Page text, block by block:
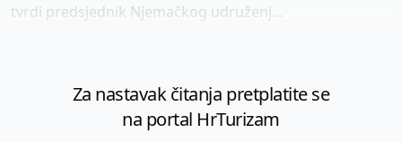
tvrdi predsjednik Njemačkog udruženj...
Za nastavak čitanja pretplatite se
na portal HrTurizam